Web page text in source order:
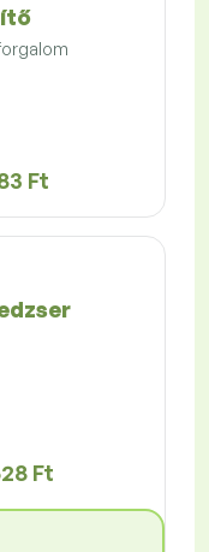
Ft
Ft